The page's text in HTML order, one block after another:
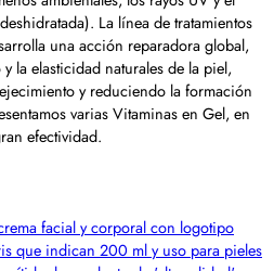
La línea de tratamientos
una acción reparadora global,
la elasticidad naturales de la piel,
y reduciendo la formación
varias Vitaminas en Gel, en
efectividad.